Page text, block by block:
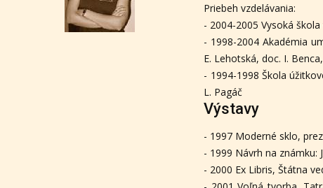
Priebeh vzdelávania:
- 2004-2005 Vysoká
- 1998-2004 Akadémia
E. Lehotská, doc. I.
- 1994-1998 Škola
L. Pagáč
Výstavy
- 1997 Moderné sklo,
- 1999 Návrh na známku:
- 2000 Ex Libris, Štátna